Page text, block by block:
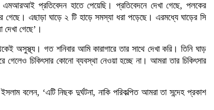
প্রতিবেদন হাতে পেয়েছি। প্রতিবেদনে দেখা গেছে, পলকের
এছাড়া ঘাড়ে ২ টি হাড়ে সমস্যা ধরা পড়েছে। এরমধ্যে ঘাড়ের সি
গেছে’।
গত শনিবার আমি কারাগারে তার সাথে দেখা করি। তিনি ঘাড়
চিকিৎসার কোনো ব্যবস্থা নেওয়া হচ্ছে না। আমরা তার চিকিৎসার
বলেন, ‘এটি নিছক দুর্ঘটনা, নাকি পরিকল্পিত আমরা তা সন্দেহ প্রকাশ